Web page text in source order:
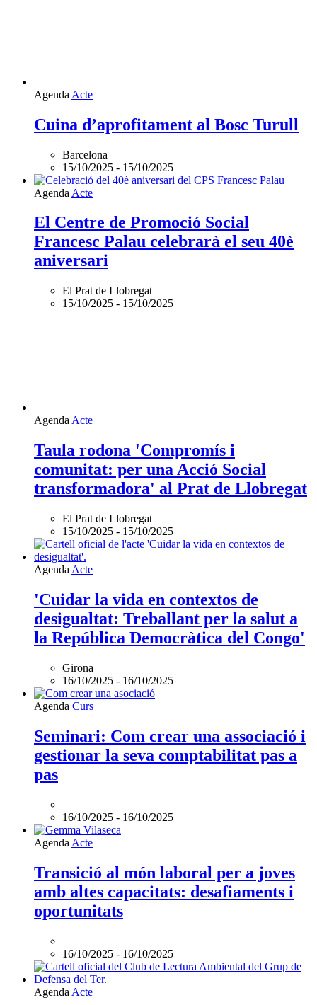
Agenda Acte
Cuina d’aprofitament al Bosc Turull
Barcelona
15/10/2025 - 15/10/2025
Agenda Acte
El Centre de Promoció Social
Francesc Palau celebrarà el seu 40è
aniversari
El Prat de Llobregat
15/10/2025 - 15/10/2025
Agenda Acte
Taula rodona 'Compromís i
comunitat: per una Acció Social
transformadora' al Prat de Llobregat
El Prat de Llobregat
15/10/2025 - 15/10/2025
Agenda Acte
'Cuidar la vida en contextos de
desigualtat: Treballant per la salut a
la República Democràtica del Congo'
Girona
16/10/2025 - 16/10/2025
L'esdeveniment:
Com
crear
una
associació
i
seva
comptabilitat
pas
pas
és
online
Agenda Curs
Seminari: Com crear una associació i
gestionar la seva comptabilitat pas a
pas
16/10/2025 - 16/10/2025
L'esdeveniment:
al
món
laboral
per
a
amb
altes
capacitats:
desafiaments
i
Agenda Acte
Transició al món laboral per a joves
amb altes capacitats: desafiaments i
oportunitats
16/10/2025 - 16/10/2025
Agenda Acte